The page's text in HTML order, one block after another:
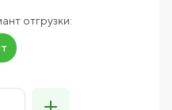
отгрузки: